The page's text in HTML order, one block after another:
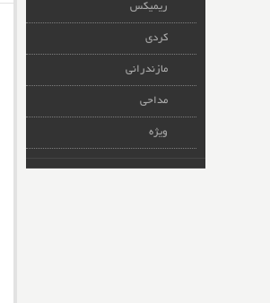
ریمیکس
کردی
مازندرانی
مداحی
ویژه